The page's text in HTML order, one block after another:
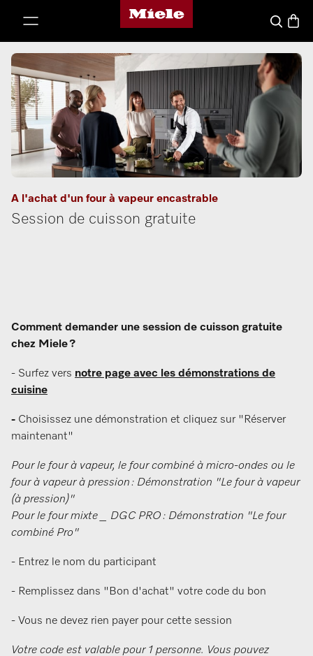
Page d'accueil de Miele
SearchBasket
A l'achat d'un four à vapeur encastrable
Session de cuisson gratuite
Comment demander une session de cuisson gratuite
chez Miele ?
- Surfez vers notre page avec les démonstrations de
cuisine
- Choisissez une démonstration et cliquez sur "Réserver
maintenant"
Pour le four à vapeur, le four combiné à micro-ondes ou le
four à vapeur à pression : Démonstration "Le four à vapeur
(à pression)"
Pour le four mixte _ DGC PRO : Démonstration "Le four
combiné Pro"
- Entrez le nom du participant
- Remplissez dans "Bon d'achat" votre code du bon
- Vous ne devez rien payer pour cette session
Votre code est valable pour 1 personne. Vous pouvez